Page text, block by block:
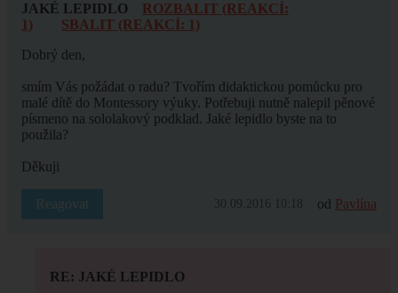
JAKÉ LEPIDLO
ROZBALIT (REAKCÍ:
1)
SBALIT (REAKCÍ: 1)
Dobrý den,
smím Vás požádat o radu? Tvořím didaktickou pomůcku pro
malé dítě do Montessory výuky. Potřebuji nutně nalepil pěnové
písmeno na sololakový podklad. Jaké lepidlo byste na to
použila?
Děkuji
Reagovat 30.09.2016 10:18 od Pavlína
RE: JAKÉ LEPIDLO